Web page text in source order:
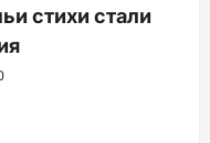
стихи стали